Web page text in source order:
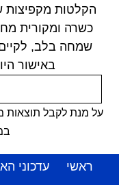
הקלטות מקפיצות
כשרה ומקורית
שמחה בלב,
באישור
על מנת לקבל תוצאות
ראשי עדכוני